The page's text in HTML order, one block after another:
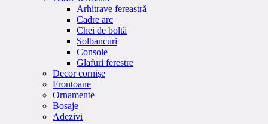
Arhitrave fereastră
Cadre arc
Chei de boltă
Solbancuri
Console
Glafuri ferestre
Decor cornişe
Frontoane
Ornamente
Bosaje
Adezivi